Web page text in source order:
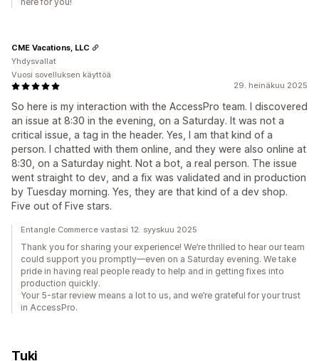
29. heinäkuu 2025
So here is my interaction with the AccessPro team. I discovered
an issue at 8:30 in the evening, on a Saturday. It was not a
critical issue, a tag in the header. Yes, I am that kind of a
person. I chatted with them online, and they were also online at
8:30, on a Saturday night. Not a bot, a real person. The issue
went straight to dev, and a fix was validated and in production
by Tuesday morning. Yes, they are that kind of a dev shop.
Five out of Five stars.
CME Vacations, LLC
Yhdysvallat
Vuosi sovelluksen käyttöä
Entangle Commerce vastasi 12. syyskuu 2025
Thank you for sharing your experience! We’re thrilled to hear our team
could support you promptly—even on a Saturday evening. We take
pride in having real people ready to help and in getting fixes into
production quickly.
Your 5-star review means a lot to us, and we’re grateful for your trust
in AccessPro.
Tuki